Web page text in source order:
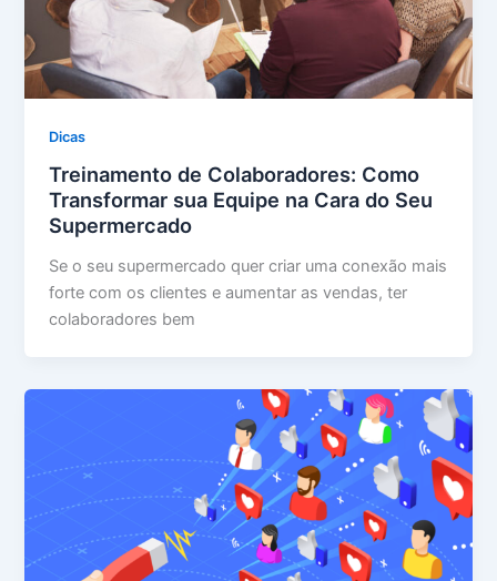
Dicas
Treinamento de Colaboradores: Como
Transformar sua Equipe na Cara do Seu
Supermercado
Se o seu supermercado quer criar uma conexão mais
forte com os clientes e aumentar as vendas, ter
colaboradores bem